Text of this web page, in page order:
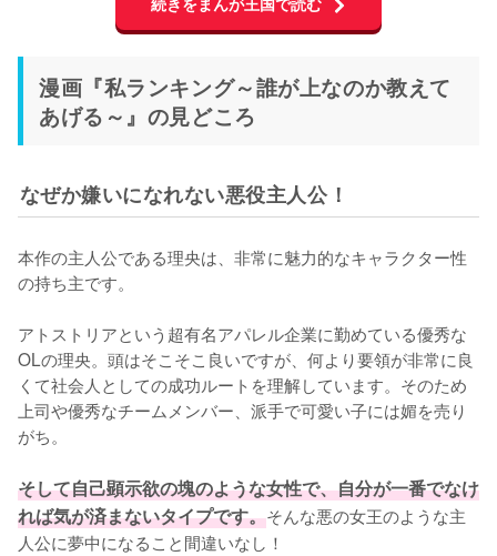
漫画『私ランキング～誰が上なのか教えて
あげる～』の見どころ
なぜか嫌いになれない悪役主人公！
本作の主人公である理央は、非常に魅力的なキャラクター性
の持ち主です。
アトストリアという超有名アパレル企業に勤めている優秀な
OLの理央。頭はそこそこ良いですが、何より要領が非常に良
くて社会人としての成功ルートを理解しています。そのため
上司や優秀なチームメンバー、派手で可愛い子には媚を売り
がち。
そして自己顕示欲の塊のような女性で、自分が一番でなけ
れば気が済まないタイプです。そんな悪の女王のような主
人公に夢中になること間違いなし！